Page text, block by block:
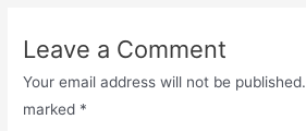
Leave a Comment
Your email address will not be published.
marked *